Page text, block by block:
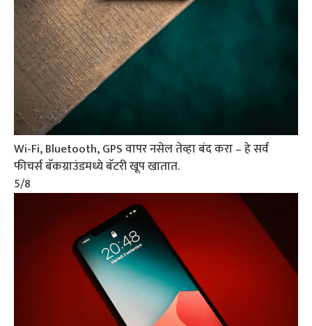
Wi-Fi, Bluetooth, GPS वापर नसेल तेव्हा बंद करा – हे सर्व
फीचर्स बॅकग्राउंडमध्ये बॅटरी खूप खातात.
5/8